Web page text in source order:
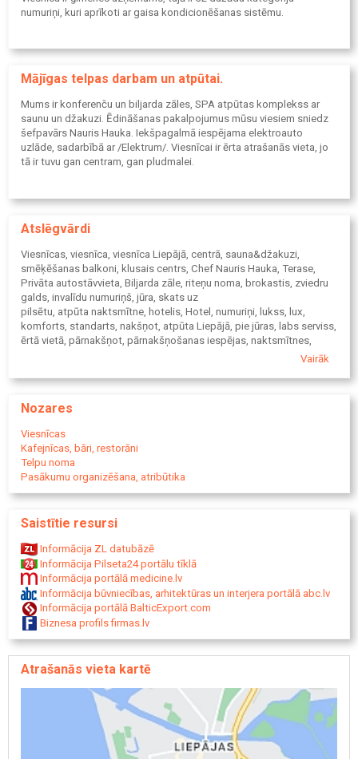
numuriņi, kuri aprīkoti ar gaisa kondicionēšanas sistēmu.
Mājīgas telpas darbam un atpūtai.
Mums ir konferenču un biljarda zāles, SPA atpūtas komplekss ar
saunu un džakuzi. Ēdināšanas pakalpojumus mūsu viesiem sniedz
šefpavārs Nauris Hauka. Iekšpagalmā iespējama elektroauto
uzlāde, sadarbībā ar /Elektrum/. Viesnīcai ir ērta atrašanās vieta, jo
tā ir tuvu gan centram, gan pludmalei.
Atslēgvārdi
Viesnīcas, viesnīca, viesnīca Liepājā, centrā, sauna&džakuzi,
smēķēšanas balkoni, klusais centrs, Chef Nauris Hauka, Terase,
Privāta autostāvvieta, Biljarda zāle, riteņu noma, brokastis, zviedru
galds, invalīdu numuriņš, jūra, skats uz
pilsētu, atpūta naktsmītne, hotelis, Hotel, numuriņi, lukss, lux,
komforts, standarts, nakšņot, atpūta Liepājā, pie jūras, labs serviss,
ērtā vietā, pārnakšņot, pārnakšņošanas iespējas, naktsmītnes,
autostāvvieta, WIFI, auto stāvvieta, restorāns, banketi, banketu
semināru telpas, biljards, biljarda bārs, sauna, hidromasāžas vanna,
restorāns centrā, labs restorāns, laba virtuve, Veļas mazgāšana,
uzlāde Liepājā, elektroauto uzlāde, uzlādēt elektroauto Liepāja,
elektrouzlādes stacija mašīnām Liepājā, elektroauto uzlādes stacija
Vairāk
Nozares
Viesnīcas
Kafejnīcas, bāri, restorāni
Telpu noma
Pasākumu organizēšana, atribūtika
Saistītie resursi
Informācija ZL datubāzē
Informācija Pilseta24 portālu tīklā
Informācija portālā medicine.lv
Informācija būvniecības, arhitektūras un interjera portālā abc.lv
Informācija portālā BalticExport.com
Biznesa profils firmas.lv
Atrašanās vieta kartē